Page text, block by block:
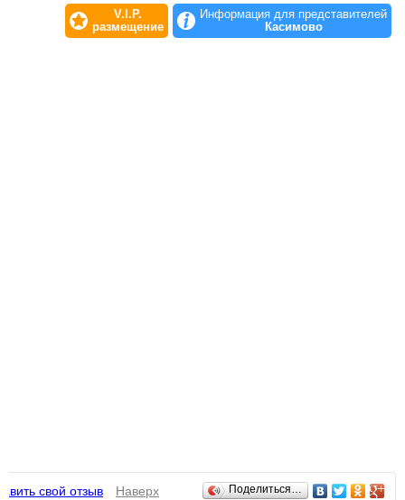
V.I.P.
размещение
Информация для представителей
Касимово
Отзывы
свой отзыв Наверх Поделиться…